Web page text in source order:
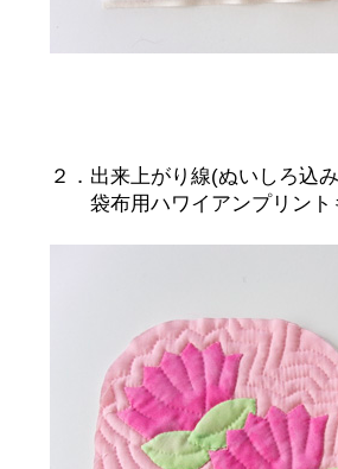
２．出来上がり線(ぬいしろ込
袋布用ハワイアンプリント